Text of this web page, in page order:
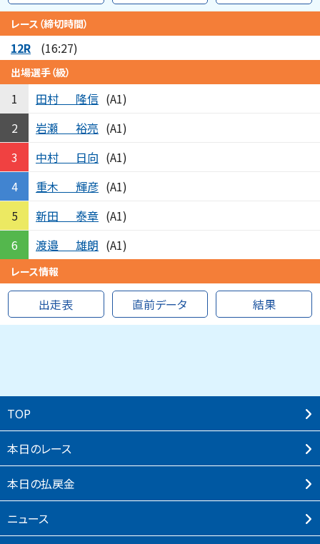
レース（締切時間）
12R (16:27)
出場選手（級）
1 田村 隆信 (A1)
2
岩瀬 裕亮 (A1)
3
中村 日向 (A1)
4
重木 輝彦 (A1)
5
新田 泰章 (A1)
6
渡邉 雄朗 (A1)
レース情報
出走表 直前データ 結果
TOP
本⽇のレース
本⽇の払戻⾦
ニュース